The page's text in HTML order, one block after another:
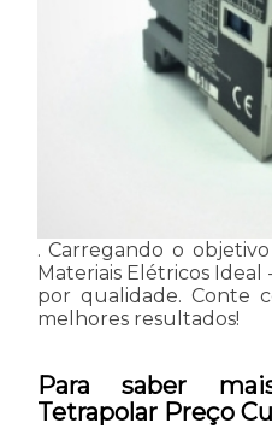
. Carregando o
Materiais Elétricos Ideal
por qualidade. Conte
melhores resultados!
Para saber
Tetrapolar Preço